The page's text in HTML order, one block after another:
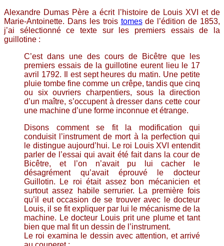
Alexandre Dumas Père a écrit l’histoire de Louis XVI et de
Marie-Antoinette. Dans les trois tomesde l’édition de 1853,
j’ai sélectionné ce texte sur les premiers essais de la
guillotine :
C’est dans une des cours de Bicêtre que les
premiers essais de la guillotine eurent lieu le 17
avril 1792. Il est sept heures du matin. Une petite
pluie tombe fine comme un crêpe, tandis que cinq
ou six ouvriers charpentiers, sous la direction
d’un maître, s’occupent à dresser dans cette cour
une machine d’une forme inconnue et étrange.
Disons comment se fit la modification qui
conduisit l’instrument de mort à la perfection qui
le distingue aujourd’hui. Le roi Louis XVI entendit
parler de l’essai qui avait été fait dans la cour de
Bicêtre, et l’on n’avait pu lui cacher le
désagrément qu’avait éprouvé le docteur
Guillotin. Le roi était assez bon mécanicien et
surtout assez habile serrurier. La première fois
qu’il eut occasion de se trouver avec le docteur
Louis, il se fit expliquer par lui le mécanisme de la
machine. Le docteur Louis prit une plume et tant
bien que mal fit un dessin de l’instrument.
Le roi examina le dessin avec attention, et arrivé